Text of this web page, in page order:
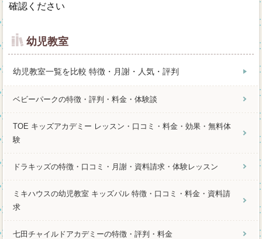
確認ください
幼児教室
幼児教室一覧を比較 特徴・月謝・人気・評判
ベビーパークの特徴・評判・料金・体験談
TOE キッズアカデミー レッスン・口コミ・料金・効果・無料体
験
ドラキッズの特徴・口コミ・月謝・資料請求・体験レッスン
ミキハウスの幼児教室 キッズパル 特徴・口コミ・料金・資料請
求
七田チャイルドアカデミーの特徴・評判・料金